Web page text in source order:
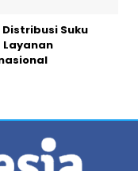
Suku
Layanan